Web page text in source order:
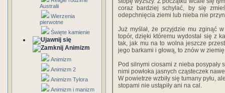
Australii
Wierzenia
pierwotne
Święte kamienie
Animizm
Animizm
Animizm 2
Animizm Tylora
Animizm i manizm
coraz bardziej schylać, by się
odepchnięcia ziemi lub nieba nie
Już myślał, że przyjdzie mu zginąć
topór, dzięki któremu wydostał się z
tak, jak mu na to wolna jeszcze
jego barkami i głową, to znów w
Pod silnymi ciosami z nieba posypały
nimi powłoka jasnych cząsteczek
W powietrze wzbiły się tumany pyłu,
stopami nie ustąpiły ani na cal.